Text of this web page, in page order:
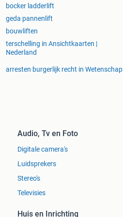
bocker ladderlift
geda pannenlift
bouwliften
terschelling in Ansichtkaarten |
Nederland
arresten burgerlijk recht in Wetenschap
Audio, Tv en Foto
Digitale camera's
Luidsprekers
Stereo's
Televisies
Huis en Inrichting